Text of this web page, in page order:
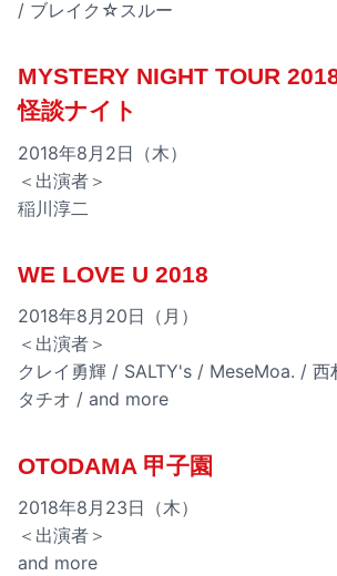
/ ブレイク☆スルー
MYSTERY NIGHT TOUR
怪談ナイト
2018年8月2日（木）
＜出演者＞
稲川淳二
WE LOVE U 2018
2018年8月20日（月）
＜出演者＞
クレイ勇輝 / SALTY's / MeseMoa. / 西
タチオ / and more
OTODAMA 甲子園
2018年8月23日（木）
＜出演者＞
and more